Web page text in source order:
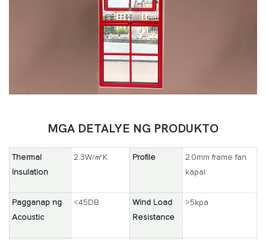
MGA DETALYE NG PRODUKTO
Thermal
Insulation
2.3W/㎡K Profile
2.0mm frame fan
kapal
Pagganap ng
Acoustic
<45DB
Wind Load
Resistance
>5kpa